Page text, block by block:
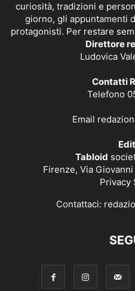
curiosità, tradizioni e
giorno, gli appuntamenti
protagonisti. Per restare
Direttore
Ludovica
Contatti
Telefono
Email
Tabloid
Firenze, Via
Privacy
Contattaci: